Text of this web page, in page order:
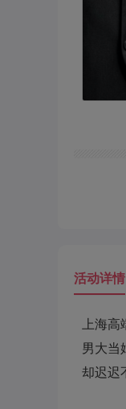
活动详情
上海高
男大当
却迟迟